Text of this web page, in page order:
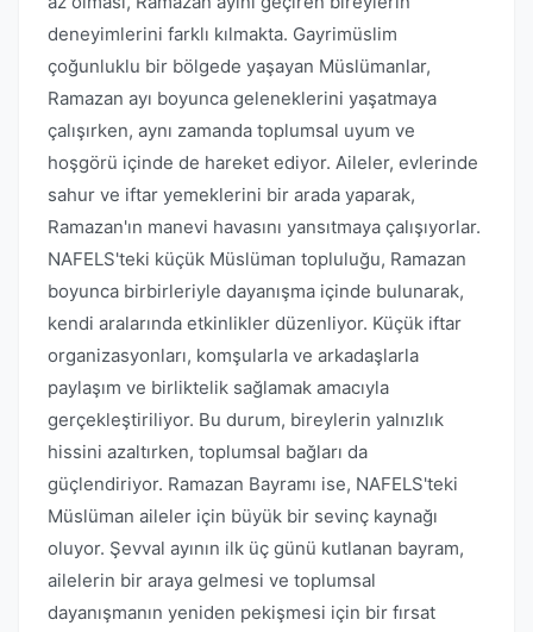
deneyimlerini farklı kılmakta. Gayrimüslim
çoğunluklu bir bölgede yaşayan Müslümanlar,
Ramazan ayı boyunca geleneklerini yaşatmaya
çalışırken, aynı zamanda toplumsal uyum ve
hoşgörü içinde de hareket ediyor. Aileler, evlerinde
sahur ve iftar yemeklerini bir arada yaparak,
Ramazan'ın manevi havasını yansıtmaya çalışıyorlar.
NAFELS'teki küçük Müslüman topluluğu, Ramazan
boyunca birbirleriyle dayanışma içinde bulunarak,
kendi aralarında etkinlikler düzenliyor. Küçük iftar
organizasyonları, komşularla ve arkadaşlarla
paylaşım ve birliktelik sağlamak amacıyla
gerçekleştiriliyor. Bu durum, bireylerin yalnızlık
hissini azaltırken, toplumsal bağları da
güçlendiriyor. Ramazan Bayramı ise, NAFELS'teki
Müslüman aileler için büyük bir sevinç kaynağı
oluyor. Şevval ayının ilk üç günü kutlanan bayram,
ailelerin bir araya gelmesi ve toplumsal
dayanışmanın yeniden pekişmesi için bir fırsat